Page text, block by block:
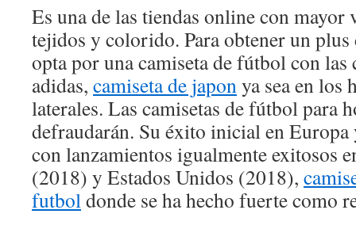
Es una de las tiendas online con mayor
tejidos y colorido. Para obtener un
opta por una camiseta de fútbol con las
adidas, camiseta de japonya sea en los
laterales. Las camisetas de fútbol para
defraudarán. Su éxito inicial en
con lanzamientos igualmente exitosos
(2018) y Estados Unidos (2018),
futboldonde se ha hecho fuerte como